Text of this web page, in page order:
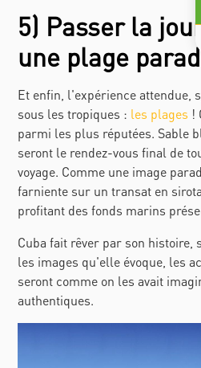
5) Passer la
une plage
Et enfin, l'expérience attendue,
sous les tropiques : les plages !
parmi les plus réputées. Sable
seront le rendez-vous final de
voyage. Comme une image
farniente sur un transat en
profitant des fonds marins
Cuba fait rêver par son histoire,
les images qu'elle évoque, les
seront comme on les avait
authentiques.